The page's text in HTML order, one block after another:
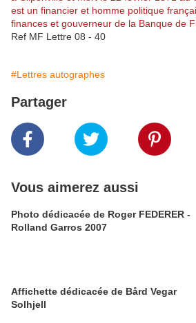
est un financier et homme politique
finances et gouverneur de la Banque de
Ref MF Lettre 08 - 40
#Lettres autographes
Partager
Vous aimerez aussi
Photo dédicacée de Roger FEDERER -
Rolland Garros 2007
Affichette dédicacée de Bård Vegar
Solhjell